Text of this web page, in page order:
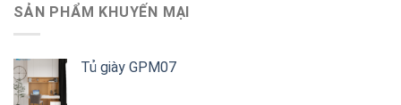
SẢN PHẨM KHUYẾN MẠI
Tủ giày GPM07